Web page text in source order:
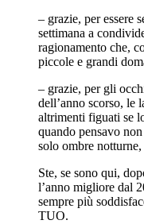
– grazie, per essere
settimana a
ragionamento che,
piccole e grandi
– grazie, per gli
dell’anno scorso, le
altrimenti figuati se
quando pensavo
solo ombre
Ste, se sono qui,
l’anno migliore dal
sempre più
TUO.